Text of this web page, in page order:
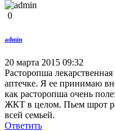
0
admin
20 марта 2015 09:32
Расторопша
аптечке. Я ее принимаю
как расторопша очень
ЖКТ в целом. Пьем шрот
всей семьей.
Ответить